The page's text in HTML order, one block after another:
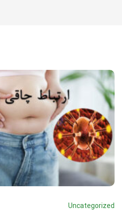
Uncategorized